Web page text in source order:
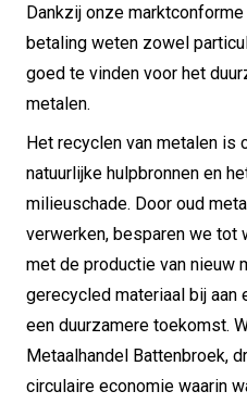
Dankzij onze
betaling weten zowel
goed te vinden voor het
metalen.
Het recyclen van metalen is
natuurlijke hulpbronnen en
milieuschade. Door oud
verwerken, besparen we tot
met de productie van nieuw
gerecycled materiaal bij aan
een duurzamere toekomst.
Metaalhandel Battenbroek,
circulaire economie waarin